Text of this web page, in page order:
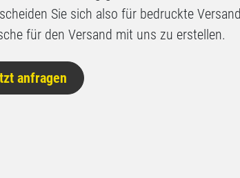
Sie sich also für bedruckte
für den Versand mit uns zu erstellen.
anfragen